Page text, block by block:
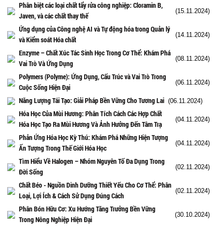
Phân biệt các loại chất tẩy rửa công nghiệp: Cloramin B,
Javen, và các chất thay thế
(15.11.2024)
Ứng dụng của Công nghệ AI và Tự động hóa trong Quản lý
và Kiểm soát Hóa chất
(14.11.2024)
Enzyme – Chất Xúc Tác Sinh Học Trong Cơ Thể: Khám Phá
Vai Trò Và Ứng Dụng
(08.11.2024)
Polymers (Polyme): Ứng Dụng, Cấu Trúc và Vai Trò Trong
Cuộc Sống Hiện Đại
(06.11.2024)
Năng Lượng Tái Tạo: Giải Pháp Bền Vững Cho Tương Lai (06.11.2024)
Hóa Học Của Mùi Hương: Phân Tích Cách Các Hợp Chất
Hóa Học Tạo Ra Mùi Hương Và Ảnh Hưởng Đến Tâm Trạ
(04.11.2024)
Phản Ứng Hóa Học Kỳ Thú: Khám Phá Những Hiện Tượng
Ấn Tượng Trong Thế Giới Hóa Học
(04.11.2024)
Tìm Hiểu Về Halogen – Nhóm Nguyên Tố Đa Dụng Trong
Đời Sống
(02.11.2024)
Chất Béo - Nguồn Dinh Dưỡng Thiết Yếu Cho Cơ Thể: Phân
Loại, Lợi Ích & Cách Sử Dụng Đúng Cách
(02.11.2024)
Phân Bón Hữu Cơ: Xu Hướng Tăng Trưởng Bền Vững
Trong Nông Nghiệp Hiện Đại
(30.10.2024)